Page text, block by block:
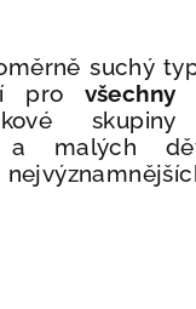
suchý
pro všechny
a malých